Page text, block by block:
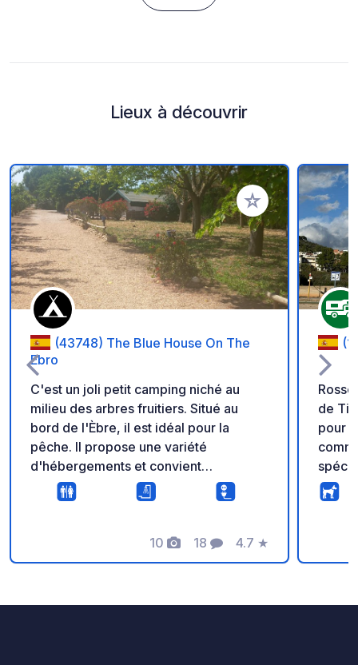
Lieux à découvrir
Ajouter à vos
(43748) The Blue House On The
Ebro
C'est un joli petit camping niché au
milieu des arbres fruitiers. Situé au
bord de l'Èbre, il est idéal pour la
pêche. Il propose une variété
d'hébergements et convient
parfaitement aux campeurs, aux
camping-cars ou aux caravanes.
10
Photos
18
Commentaires
4.7
Note
★
de
pour
les